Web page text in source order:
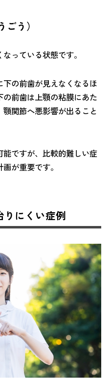
う）
っている状態です。
の前歯が見えなくなるほ
前歯は上顎の粘膜にあた
関節へ悪影響が出ること
ですが、比較的難しい症
が重要です。
りにくい症例